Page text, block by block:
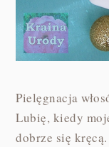
Pielęgnacja
Lubię, kiedy
dobrze się